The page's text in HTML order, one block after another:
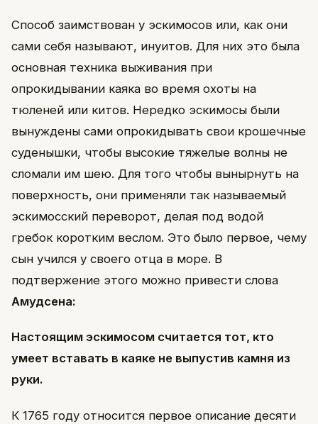
Способ заимствован у эскимосов или, как они
сами себя называют, инуитов. Для них это была
основная техника выживания при
опрокидывании каяка во время охоты на
тюленей или китов. Нередко эскимосы были
вынуждены сами опрокидывать свои крошечные
суденышки, чтобы высокие тяжелые волны не
сломали им шею. Для того чтобы вынырнуть на
поверхность, они применяли так называемый
эскимосский переворот, делая под водой
гребок коротким веслом. Это было первое, чему
сын учился у своего отца в море. В
подтвержение этого можно привести слова
Амудсена:
Настоящим эскимосом считается тот, кто
умеет вставать в каяке не выпустив камня из
руки.
К 1765 году относится первое описание десяти